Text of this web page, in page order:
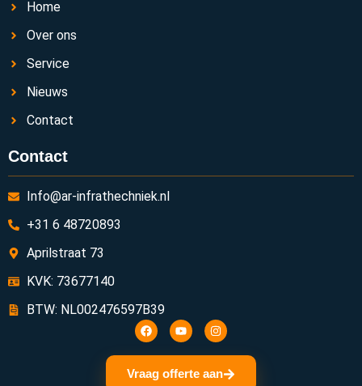
Home
Over ons
Service
Nieuws
Contact
Contact
Info@ar-infrathechniek.nl
+31 6 48720893
Aprilstraat 73
KVK: 73677140
BTW: NL002476597B39
Vraag offerte aan